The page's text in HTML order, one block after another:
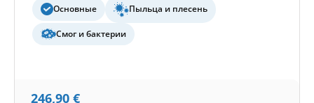
Основные Пыльца и плесень
Смог и бактерии
246,90 €